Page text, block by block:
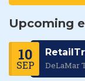
Upcoming
10
SEP DeLaMar